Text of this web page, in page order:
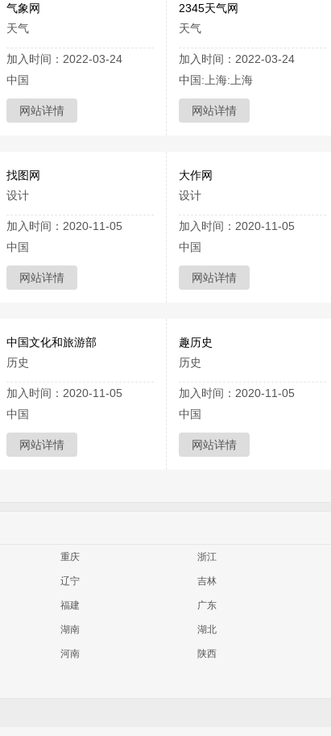
气象网
天气
加入时间：2022-03-24
中国
网站详情
2345天气网
天气
加入时间：2022-03-24
中国:上海:上海
网站详情
找图网
设计
加入时间：2020-11-05
中国
网站详情
大作网
设计
加入时间：2020-11-05
中国
网站详情
中国文化和旅游部
历史
加入时间：2020-11-05
中国
网站详情
趣历史
历史
加入时间：2020-11-05
中国
网站详情
重庆 浙江
辽宁 吉林
福建 广东
湖南 湖北
河南 陕西